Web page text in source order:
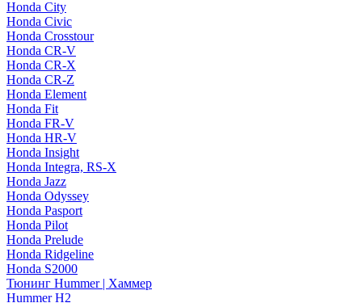
Honda City
Honda Civic
Honda Crosstour
Honda CR-V
Honda CR-X
Honda CR-Z
Honda Element
Honda Fit
Honda FR-V
Honda HR-V
Honda Insight
Honda Integra, RS-X
Honda Jazz
Honda Odyssey
Honda Pasport
Honda Pilot
Honda Prelude
Honda Ridgeline
Honda S2000
Тюнинг Hummer | Хаммер
Hummer H2